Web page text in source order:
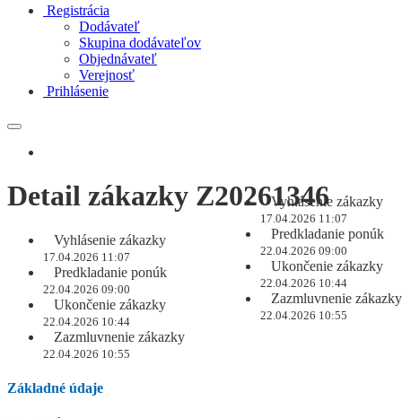
Registrácia
Dodávateľ
Skupina dodávateľov
Objednávateľ
Verejnosť
Prihlásenie
Vyhlásenie zákazky
17.04.2026 11:07
Predkladanie ponúk
22.04.2026 09:00
Ukončenie zákazky
22.04.2026 10:44
Zazmluvnenie zákazky
22.04.2026 10:55
Detail zákazky Z20261346
Vyhlásenie zákazky
17.04.2026 11:07
Predkladanie ponúk
22.04.2026 09:00
Ukončenie zákazky
22.04.2026 10:44
Zazmluvnenie zákazky
22.04.2026 10:55
Základné údaje